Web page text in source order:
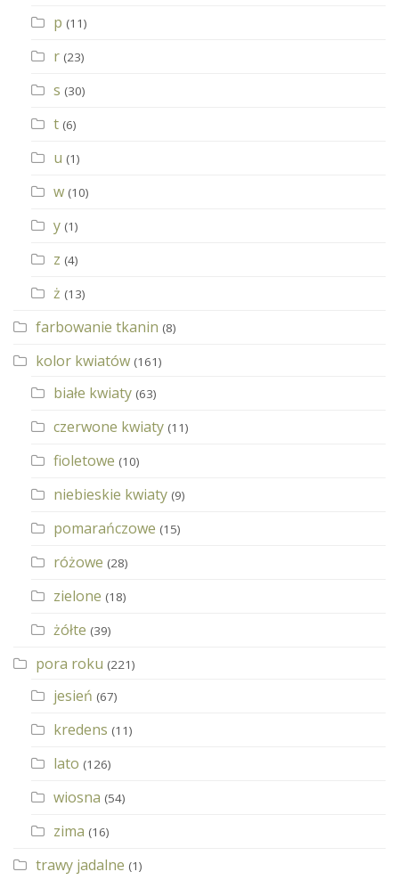
p (11)
r (23)
s (30)
t (6)
u (1)
w (10)
y (1)
z (4)
ż (13)
farbowanie tkanin (8)
kolor kwiatów (161)
białe kwiaty (63)
czerwone kwiaty (11)
fioletowe (10)
niebieskie kwiaty (9)
pomarańczowe (15)
różowe (28)
zielone (18)
żółte (39)
pora roku (221)
jesień (67)
kredens (11)
lato (126)
wiosna (54)
zima (16)
trawy jadalne (1)